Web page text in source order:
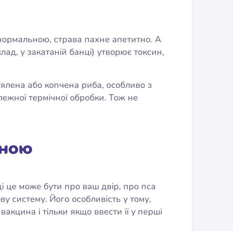
страва пахне апетитно. А
у закатаній банці) утворює токсин,
або копчена риба, особливо з
термічної обробки. Тож не
це може бути про ваш двір, про пса
систему. Його особливість у тому,
і тільки якщо ввести її у перші